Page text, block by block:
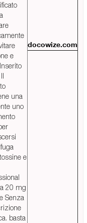
e
una
uno
e
20 mg
Senza
basta
docowize.com